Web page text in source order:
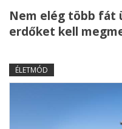
Nem elég több fát
erdőket kell
ÉLETMÓD